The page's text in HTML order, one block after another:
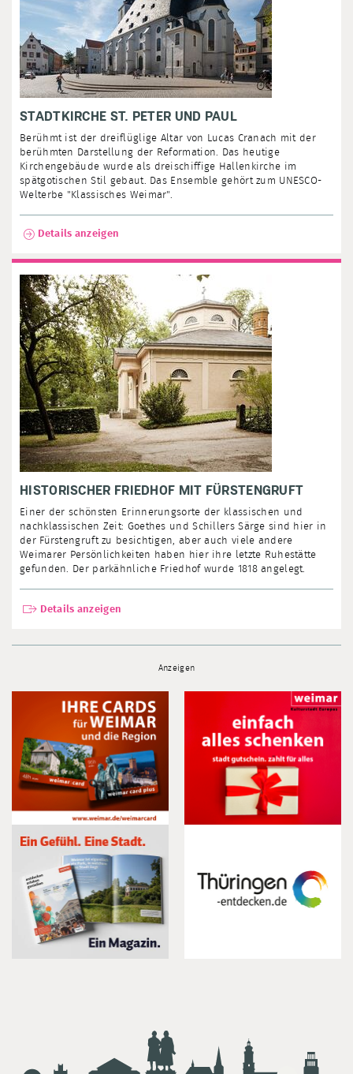
STADTKIRCHE ST. PETER UND PAUL
Berühmt ist der dreiflüglige Altar von Lucas Cranach mit der
berühmten Darstellung der Reformation. Das heutige
Kirchengebäude wurde als dreischiffige Hallenkirche im
spätgotischen Stil gebaut. Das Ensemble gehört zum UNESCO-
Welterbe "Klassisches Weimar".
Details anzeigen
HISTORISCHER FRIEDHOF MIT FÜRSTENGRUFT
Einer der schönsten Erinnerungsorte der klassischen und
nachklassischen Zeit: Goethes und Schillers Särge sind hier in
der Fürstengruft zu besichtigen, aber auch viele andere
Weimarer Persönlichkeiten haben hier ihre letzte Ruhestätte
gefunden. Der parkähnliche Friedhof wurde 1818 angelegt.
Details anzeigen
Anzeigen